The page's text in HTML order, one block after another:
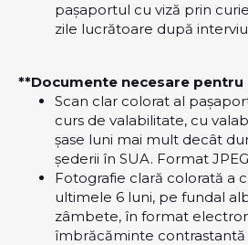
pașaportul cu viză prin
zile lucrătoare după
**Documente necesare pentru
Scan clar colorat al
curs de valabilitate, cu
șase luni mai mult decât
șederii în SUA. Format
Fotografie clară colorată a
ultimele 6 luni, pe fundal
zâmbete, în format
îmbrăcăminte contrastantă